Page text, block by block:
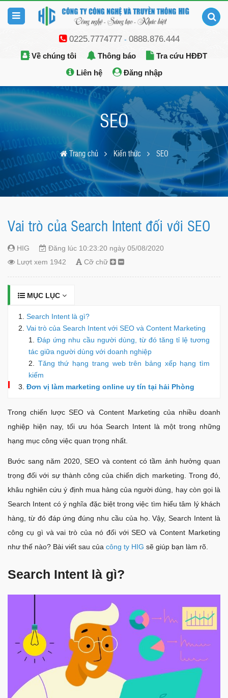
0225.7774777- 0888.876.444
Về chúng tôi Thông báo
Tra cứu HĐĐT
Liên hệ
Đăng nhập
SEO
Trang chủ Kiến thức SEO
Vai trò của Search Intent đối với SEO
HIG
Đăng lúc 10:23:20 ngày 05/08/2020
Lượt xem 1942
Cỡ chữ
MỤC LỤC
Search Intent là gì?
Vai trò của Search Intent với SEO và Content Marketing
Đáp ứng nhu cầu người dùng, từ đó tăng tỉ lệ tương
tác giữa người dùng với doanh nghiệp
Tăng thứ hạng trang web trên bảng xếp hạng tìm
kiếm
Đơn vị làm marketing online uy tín tại hải Phòng
Trong chiến lược SEO và Content Marketing của nhiều doanh
nghiệp hiện nay, tối ưu hóa Search Intent là một trong những
hạng mục công việc quan trọng nhất.
Bước sang năm 2020, SEO và content có tầm ảnh hưởng quan
trọng đối với sự thành công của chiến dịch marketing. Trong đó,
khâu nghiên cứu ý định mua hàng của người dùng, hay còn gọi là
Search Intent có ý nghĩa đặc biệt trong việc tìm hiểu tâm lý khách
hàng, từ đó đáp ứng đúng nhu cầu của họ. Vậy, Search Intent là
công cụ gì và vai trò của nó đối với SEO và Content Marketing
như thế nào? Bài viết sau của công ty HIG sẽ giúp bạn làm rõ.
Search Intent là gì?